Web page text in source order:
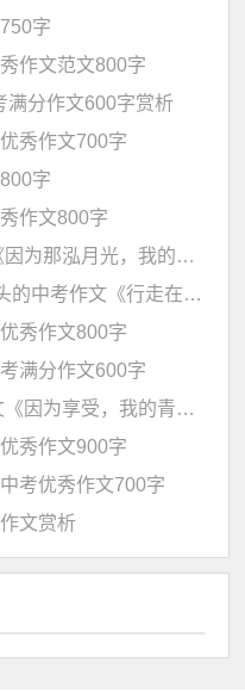
字
作文范文800字
满分作文600字赏析
秀作文700字
字
作文800字
2022年孝感市中考满分作文《因为那泓月光，我的青春拥抱温暖》
以“我不由得加快了脚步”为开头的中考作文《行走在春天》
秀作文800字
满分作文600字
2022年咸宁中考语文作文范文《因为享受，我的青春拥抱温暖》
秀作文900字
考优秀作文700字
文赏析